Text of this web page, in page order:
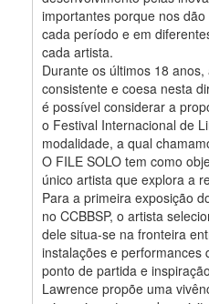
importantes porque nos
cada período e em
cada artista.
Durante os últimos 18
consistente e coesa nesta
é possível considerar a
o Festival Internacional de
modalidade, a qual
O FILE SOLO tem como
único artista que explora a
Para a primeira exposição
no CCBBSP, o artista
dele situa-se na fronteira
instalações e performances
ponto de partida e
Lawrence propõe uma